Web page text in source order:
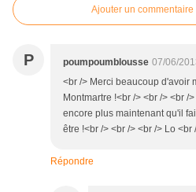
Ajouter un commentaire
P poumpoumblousse 07/06/
<br /> Merci beaucoup d'avoir
Montmartre !<br /> <br /> <br /
encore plus maintenant qu'il
être !<br /> <br /> <br /> Lo
Répondre